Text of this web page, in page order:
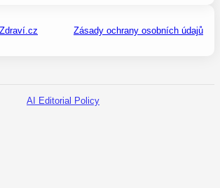
Zásady ochrany osobních údajů
AI Editorial Policy